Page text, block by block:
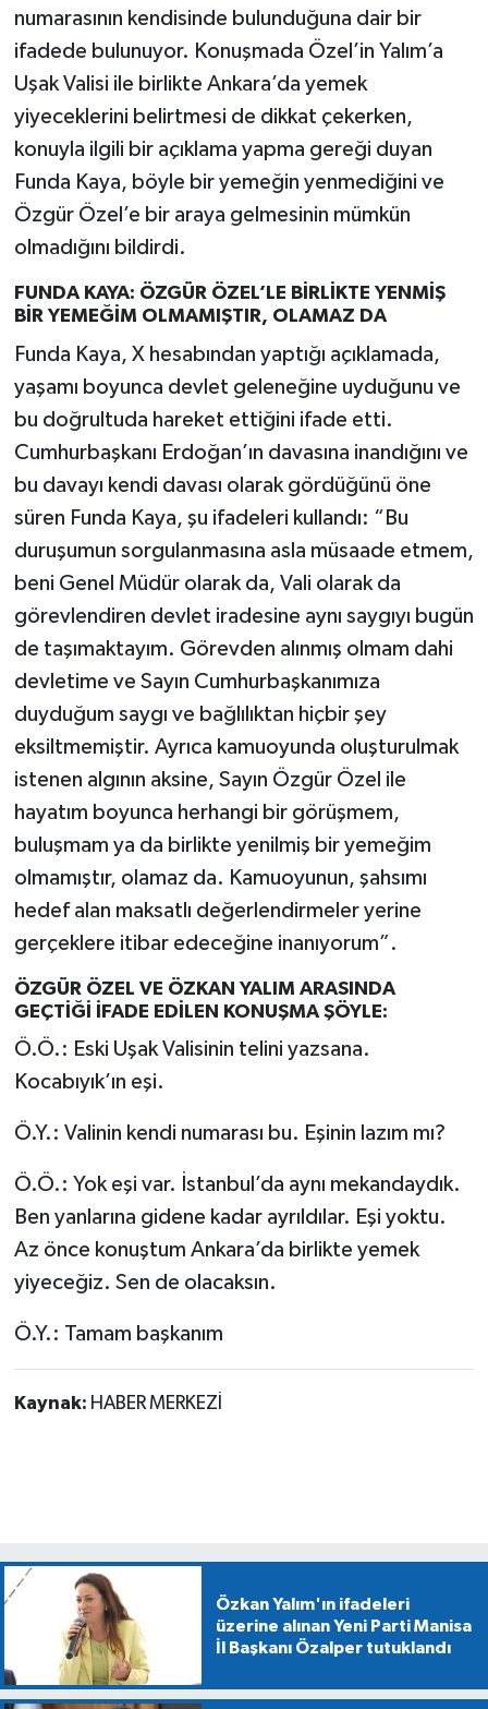
numarasının kendisinde bulunduğuna dair bir
ifadede bulunuyor. Konuşmada Özel’in Yalım’a
Uşak Valisi ile birlikte Ankara’da yemek
yiyeceklerini belirtmesi de dikkat çekerken,
konuyla ilgili bir açıklama yapma gereği duyan
Funda Kaya, böyle bir yemeğin yenmediğini ve
Özgür Özel’e bir araya gelmesinin mümkün
olmadığını bildirdi.
FUNDA KAYA: ÖZGÜR ÖZEL’LE BİRLİKTE YENMİŞ
BİR YEMEĞİM OLMAMIŞTIR, OLAMAZ DA
Funda Kaya, X hesabından yaptığı açıklamada,
yaşamı boyunca devlet geleneğine uyduğunu ve
bu doğrultuda hareket ettiğini ifade etti.
Cumhurbaşkanı Erdoğan’ın davasına inandığını ve
bu davayı kendi davası olarak gördüğünü öne
süren Funda Kaya, şu ifadeleri kullandı: “Bu
duruşumun sorgulanmasına asla müsaade etmem,
beni Genel Müdür olarak da, Vali olarak da
görevlendiren devlet iradesine aynı saygıyı bugün
de taşımaktayım. Görevden alınmış olmam dahi
devletime ve Sayın Cumhurbaşkanımıza
duyduğum saygı ve bağlılıktan hiçbir şey
eksiltmemiştir. Ayrıca kamuoyunda oluşturulmak
istenen algının aksine, Sayın Özgür Özel ile
hayatım boyunca herhangi bir görüşmem,
buluşmam ya da birlikte yenilmiş bir yemeğim
olmamıştır, olamaz da. Kamuoyunun, şahsımı
hedef alan maksatlı değerlendirmeler yerine
gerçeklere itibar edeceğine inanıyorum”.
ÖZGÜR ÖZEL VE ÖZKAN YALIM ARASINDA
GEÇTİĞİ İFADE EDİLEN KONUŞMA ŞÖYLE:
Ö.Ö.: Eski Uşak Valisinin telini yazsana.
Kocabıyık’ın eşi.
Ö.Y.: Valinin kendi numarası bu. Eşinin lazım mı?
Ö.Ö.: Yok eşi var. İstanbul’da aynı mekandaydık.
Ben yanlarına gidene kadar ayrıldılar. Eşi yoktu.
Az önce konuştum Ankara’da birlikte yemek
yiyeceğiz. Sen de olacaksın.
Ö.Y.: Tamam başkanım
Kaynak: HABER MERKEZİ
Özkan Yalım'ın ifadeleri
üzerine alınan Yeni Parti Manisa
İl Başkanı Özalper tutuklandı